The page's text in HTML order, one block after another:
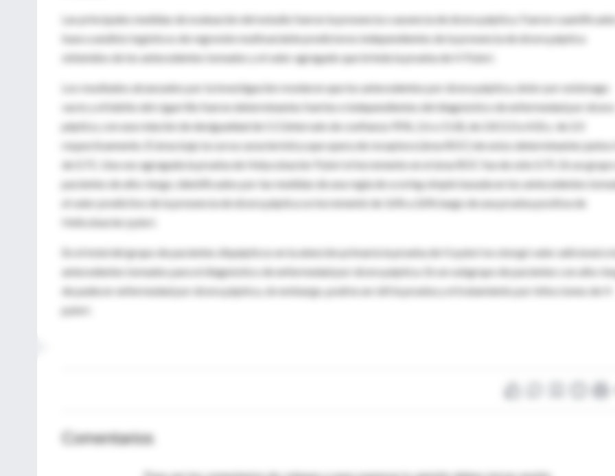
Las principales medidas de evaluación del estudio fueron la presencia o ausencia de úlcera péptica. Fueron
base a análisis logísticos de regresión multivariable predictores independientes de la presencia de úlcera péptica
obtenidos de los antecedentes tomados y el valor agregado que brinda la prueba de H Pylori.
Los resultados alcanzados por la investigación revelaron que los antecedentes por úlcera péptica, dolor por estómago
vacío y el hábito del cigarrillo fueron determinantes fuertes e independientes del diagnóstico de enfermedad por úlcera
péptica, con una relación de desigualdad de 5.5 (intervalo de confianza 95%, 2.6 a 11.8), de 2.8 (1.0 a 4.0) y de 2.0
respectivamente. El área bajo la curva característica que opera de receptora (área ROC) de estos determinantes juntos
de 0.71. Una vez agregada la prueba de Helycobacter Pylori el incremento en el área ROC fue de sólo 0.75. En un grupo
pacientes de alto riesgo, identificados por las medidas de una regla de scoring simple basada en los antecedentes
el valor predictivo de la presencia de úlcera péptica se incrementó de 16% a 26% luego de una prueba positiva de
Helicobacter pylori.
En el total del grupo de pacientes dispépticos en la atención primaria la prueba de H pylori no otorgó valor adicional a
antecedentes tomados para el diagnóstico de enfermedad por úlcera péptica. En un subgrupo de pacientes con alto
de padecer enfermedad por úlcera péptica, sin embargo, podría ser útil la prueba y el tratamiento por infecciones de H
pylori.
Comentarios